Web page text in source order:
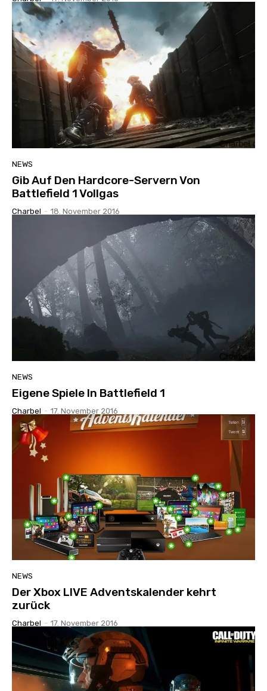
NEWS
Gib Auf Den Hardcore-Servern Von
Battlefield 1 Vollgas
Charbel - 18. November 2016
NEWS
Eigene Spiele In Battlefield 1
Charbel - 17. November 2016
NEWS
Der Xbox LIVE Adventskalender kehrt
zurück
Charbel - 17. November 2016